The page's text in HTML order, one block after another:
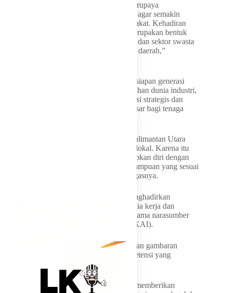
“Pemerintah Kabupaten Bulungan terus berupaya
menciptakan iklim investasi yang kondusif agar semakin
banyak peluang kerja tersedia bagi masyarakat. Kehadiran
berbagai perusahaan dalam kegiatan ini merupakan bentuk
sinergi yang sangat baik antara pemerintah dan sektor swasta
dalam mendukung pembangunan ekonomi daerah,”
Syarwani juga menekankan pentingnya kesiapan generasi
muda Bulungan dalam menghadapi kebutuhan dunia industri,
terutama di tengah berkembangnya investasi strategis dan
sektor hilirisasi yang membuka peluang besar bagi tenaga
“Investasi strategis yang berkembang di Kalimantan Utara
membuka peluang besar bagi tenaga kerja lokal. Karena itu
generasi muda Bulungan harus mempersiapkan diri dengan
keterampilan, disiplin, etos kerja, dan kemampuan yang sesuai
dengan kebutuhan dunia kerja saat ini,” tegasnya.
Dalam Job Fair 2026, pemerintah juga menghadirkan
talkshow bertema persiapan memasuki dunia kerja dan
peluang kerja di Kabupaten Bulungan bersama narasumber
dari PT Kalimantan Aluminium Industry (KAI).
Kegiatan ini diharapkan mampu memberikan gambaran
kepada para pencari kerja mengenai kompetensi yang
Selain itu, BP3MI Kalimantan Utara turut memberikan